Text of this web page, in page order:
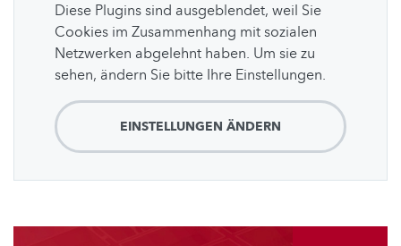
Diese Plugins sind ausgeblendet, weil Sie
Cookies im Zusammenhang mit sozialen
Netzwerken abgelehnt haben. Um sie zu
sehen, ändern Sie bitte Ihre Einstellungen.
EINSTELLUNGEN ÄNDERN